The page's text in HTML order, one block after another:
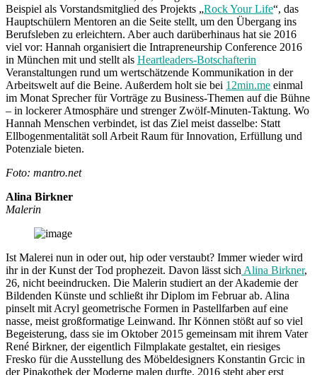
Beispiel als Vorstandsmitglied des Projekts „Rock Your Life“, das
Hauptschülern Mentoren an die Seite stellt, um den Übergang ins
Berufsleben zu erleichtern. Aber auch darüberhinaus hat sie 2016
viel vor: Hannah organisiert die Intrapreneurship Conference 2016
in München mit und stellt als Heartleaders-Botschafterin
Veranstaltungen rund um wertschätzende Kommunikation in der
Arbeitswelt auf die Beine. Außerdem holt sie bei 12min.me einmal
im Monat Sprecher für Vorträge zu Business-Themen auf die Bühne
– in lockerer Atmosphäre und strenger Zwölf-Minuten-Taktung. Wo
Hannah Menschen verbindet, ist das Ziel meist dasselbe: Statt
Ellbogenmentalität soll Arbeit Raum für Innovation, Erfüllung und
Potenziale bieten.
Foto: mantro.net
Alina Birkner
Malerin
Ist Malerei nun in oder out, hip oder verstaubt? Immer wieder wird
ihr in der Kunst der Tod prophezeit. Davon lässt sich Alina Birkner,
26, nicht beeindrucken. Die Malerin studiert an der Akademie der
Bildenden Künste und schließt ihr Diplom im Februar ab. Alina
pinselt mit Acryl geometrische Formen in Pastellfarben auf eine
nasse, meist großformatige Leinwand. Ihr Können stößt auf so viel
Begeisterung, dass sie im Oktober 2015 gemeinsam mit ihrem Vater
René Birkner, der eigentlich Filmplakate gestaltet, ein riesiges
Fresko für die Ausstellung des Möbeldesigners Konstantin Grcic in
der Pinakothek der Moderne malen durfte. 2016 steht aber erst